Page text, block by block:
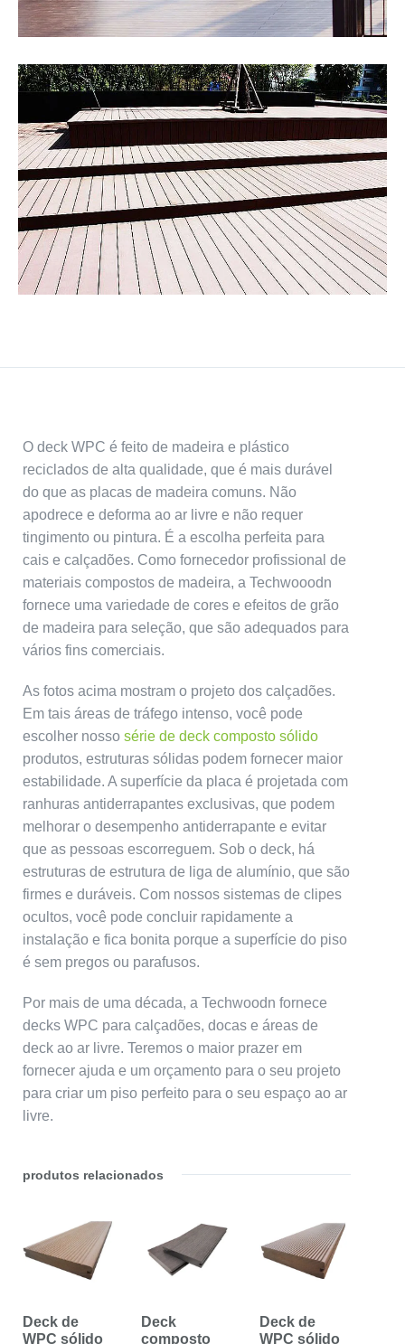
O deck WPC é feito de madeira e plástico
reciclados de alta qualidade, que é mais durável
do que as placas de madeira comuns. Não
apodrece e deforma ao ar livre e não requer
tingimento ou pintura. É a escolha perfeita para
cais e calçadões. Como fornecedor profissional de
materiais compostos de madeira, a Techwooodn
fornece uma variedade de cores e efeitos de grão
de madeira para seleção, que são adequados para
vários fins comerciais.
As fotos acima mostram o projeto dos calçadões.
Em tais áreas de tráfego intenso, você pode
escolher nosso série de deck composto sólido
produtos, estruturas sólidas podem fornecer maior
estabilidade. A superfície da placa é projetada com
ranhuras antiderrapantes exclusivas, que podem
melhorar o desempenho antiderrapante e evitar
que as pessoas escorreguem. Sob o deck, há
estruturas de estrutura de liga de alumínio, que são
firmes e duráveis. Com nossos sistemas de clipes
ocultos, você pode concluir rapidamente a
instalação e fica bonita porque a superfície do piso
é sem pregos ou parafusos.
Por mais de uma década, a Techwoodn fornece
decks WPC para calçadões, docas e áreas de
deck ao ar livre. Teremos o maior prazer em
fornecer ajuda e um orçamento para o seu projeto
para criar um piso perfeito para o seu espaço ao ar
livre.
produtos relacionados
Deck de
WPC sólido
Deck
composto
Deck de
WPC sólido